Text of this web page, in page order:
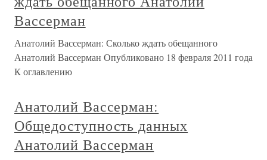
Вассерман
Анатолий Вассерман: Сколько ждать обещанного
Анатолий Вассерман Опубликовано 18 февраля 2011 года
К оглавлению
Анатолий Вассерман:
Общедоступность данных
Анатолий Вассерман